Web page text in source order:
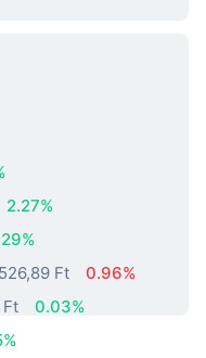
Eszközök
2.27%
Ft
0.96%
Ft
0.03%